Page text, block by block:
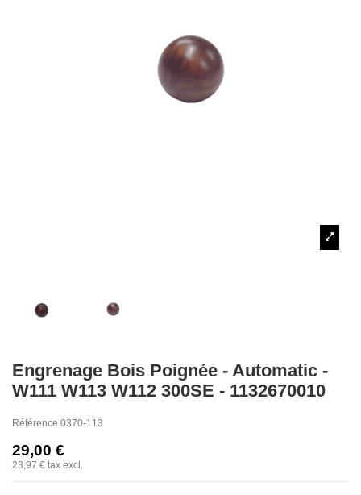
Engrenage Bois Poignée - Automatic -
W111 W113 W112 300SE - 1132670010
Référence 0370-113
29,00 €
23,97 € tax excl.